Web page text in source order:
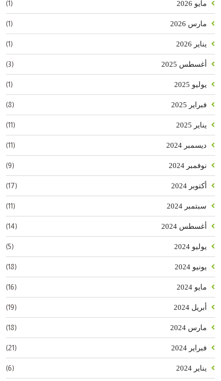
مايو 2026 (1)
مارس 2026 (1)
يناير 2026 (1)
أغسطس 2025 (3)
يوليو 2025 (1)
فبراير 2025 (8)
يناير 2025 (11)
ديسمبر 2024 (11)
نوفمبر 2024 (9)
أكتوبر 2024 (17)
سبتمبر 2024 (11)
أغسطس 2024 (14)
يوليو 2024 (5)
يونيو 2024 (18)
مايو 2024 (16)
أبريل 2024 (19)
مارس 2024 (18)
فبراير 2024 (21)
يناير 2024 (6)